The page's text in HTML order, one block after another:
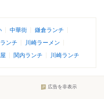
中華街
鎌倉ランチ
ンチ
川崎ラーメン
関内ランチ 川崎ランチ
広告を非表示